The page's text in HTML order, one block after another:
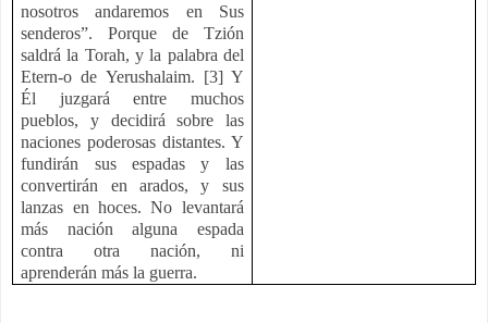
nosotros andaremos en Sus
senderos”. Porque de Tzión
saldrá la Torah, y la palabra del
Etern-o de Yerushalaim. [3] Y
Él juzgará entre muchos
pueblos, y decidirá sobre las
naciones poderosas distantes. Y
fundirán sus espadas y las
convertirán en arados, y sus
lanzas en hoces. No levantará
más nación alguna espada
contra otra nación, ni
aprenderán más la guerra.